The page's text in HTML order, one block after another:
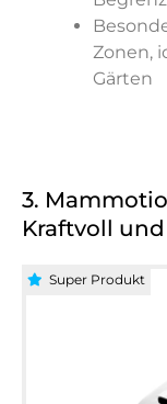
Zonen,
Gärten
3.
Kraftvoll
Super Produkt